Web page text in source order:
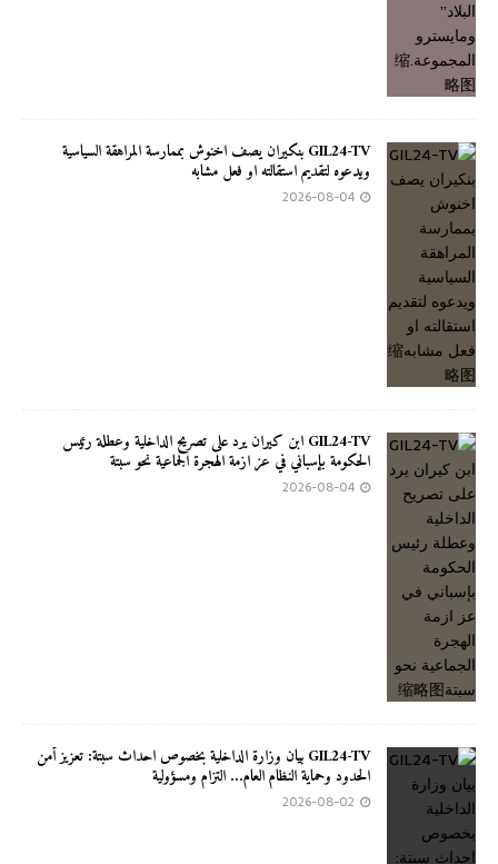
GIL24-TV بنكيران يصف اخنوش بممارسة المراهقة السياسية
ويدعوه لتقديم استقالته او فعل مشابه
2026-08-04
GIL24-TV ابن كيران يرد على تصريح الداخلية وعطلة رئيس
الحكومة بإسباني في عز ازمة الهجرة الجماعية نحو سبتة
2026-08-04
GIL24-TV بيان وزارة الداخلية بخصوص احداث سبتة: تعزيز أمن
الحدود وحماية النظام العام… التزام ومسؤولية
2026-08-02